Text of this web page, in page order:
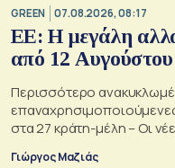
GREEN 07.08.2026, 08:17
ΕΕ: Η μεγάλη
από 12 Αυγούστου
Περισσότερο
στα 27 κράτη-μέλη – Οι
σούπερ μάρκετ,
Γιώργος Μαζιάς